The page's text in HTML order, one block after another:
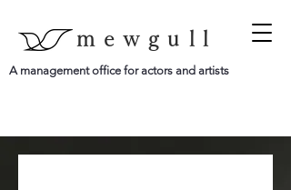
mewgull
A management office for actors and artists